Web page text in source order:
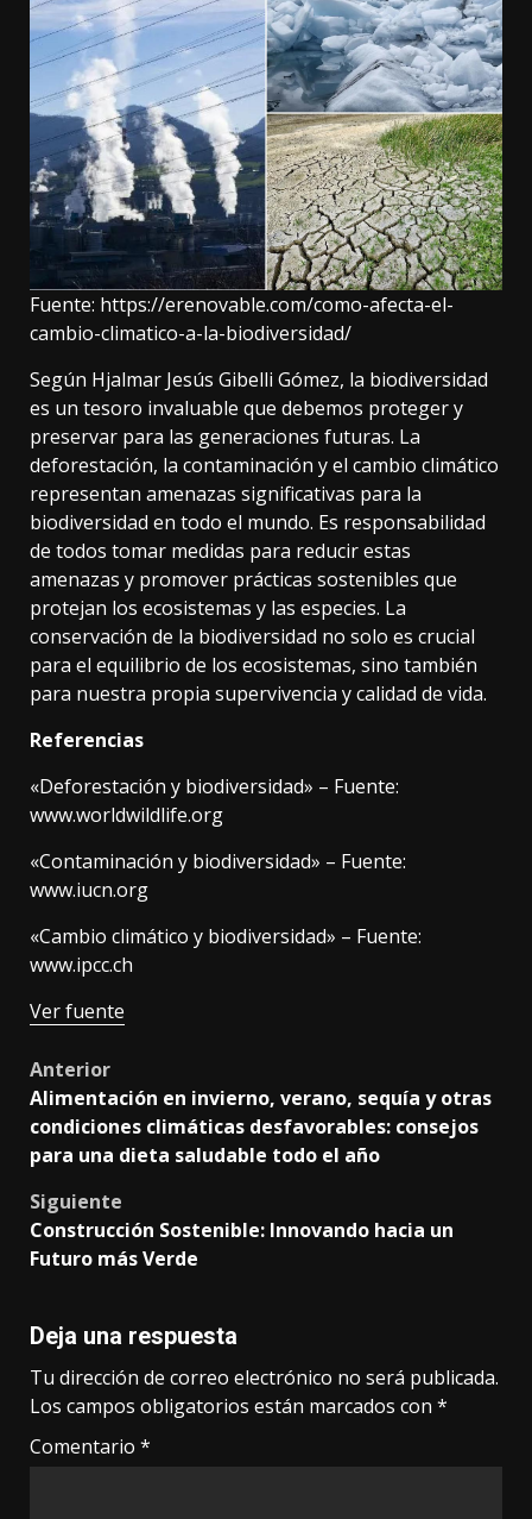
Fuente: https://erenovable.com/como-afecta-el-
cambio-climatico-a-la-biodiversidad/
Según Hjalmar Jesús Gibelli Gómez, la biodiversidad
es un tesoro invaluable que debemos proteger y
preservar para las generaciones futuras. La
deforestación, la contaminación y el cambio climático
representan amenazas significativas para la
biodiversidad en todo el mundo. Es responsabilidad
de todos tomar medidas para reducir estas
amenazas y promover prácticas sostenibles que
protejan los ecosistemas y las especies. La
conservación de la biodiversidad no solo es crucial
para el equilibrio de los ecosistemas, sino también
para nuestra propia supervivencia y calidad de vida.
Referencias
«Deforestación y biodiversidad» – Fuente:
www.worldwildlife.org
«Contaminación y biodiversidad» – Fuente:
www.iucn.org
«Cambio climático y biodiversidad» – Fuente:
www.ipcc.ch
Ver fuente
Post
navigation
Anterior
Alimentación en invierno, verano, sequía y otras
condiciones climáticas desfavorables: consejos
para una dieta saludable todo el año
Siguiente
Construcción Sostenible: Innovando hacia un
Futuro más Verde
Deja una respuesta
Tu dirección de correo electrónico no será publicada.
Los campos obligatorios están marcados con *
Comentario *